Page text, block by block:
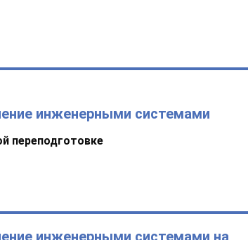
инженерными системами
переподготовке
инженерными системами на